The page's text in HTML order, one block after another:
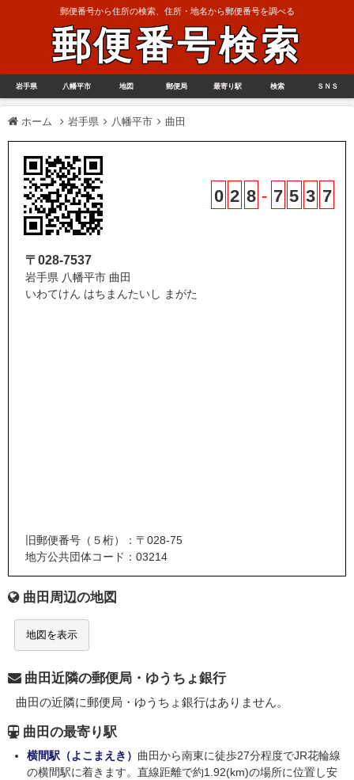
郵便番号から住所の検索、住所・地名から郵便番号を調べる
郵便番号検索
岩手県 八幡平市 地図 郵便局 最寄り駅 検索 ＳＮＳ
ホーム 岩手県 八幡平市 曲田
0 2 8 - 7 5 3 7
〒028-7537
岩手県 八幡平市 曲田
いわてけん はちまんたいし まがた
旧郵便番号（５桁）：〒028-75
地方公共団体コード：03214
曲田周辺の地図
地図を表示
曲田近隣の郵便局・ゆうちょ銀行
曲田の近隣に郵便局・ゆうちょ銀行はありません。
曲田の最寄り駅
横間駅（よこまえき） 曲田から南東に徒歩27分程度でJR花輪線
の横間駅に着きます。直線距離で約1.92(km)の場所に位置し安